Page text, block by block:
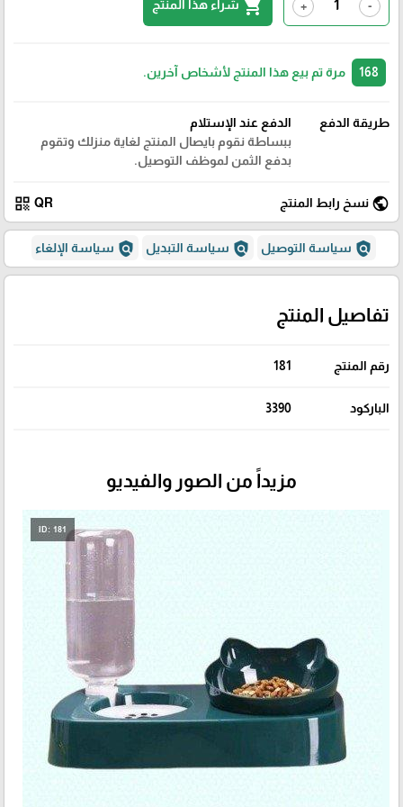
-
+
shopping_cart شراء هذا المنتج
مرة تم بيع هذا المنتج لأشخاص آخرين.
طريقة الدفع
الدفع عند الإستلام
ببساطة نقوم بايصال المنتج لغاية منزلك وتقوم
بدفع الثمن لموظف التوصيل.
public نسخ رابط المنتج QR
qr_code
policy سياسة التوصيل policy سياسة التبديل policy سياسة الإلغاء
تفاصيل المنتج
رقم المنتج 181
الباركود 3390
مزيداً من الصور والفيديو